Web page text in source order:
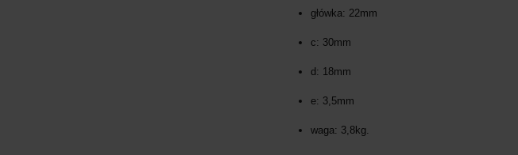
główka: 22mm
c: 30mm
d: 18mm
e: 3,5mm
waga: 3,8kg.